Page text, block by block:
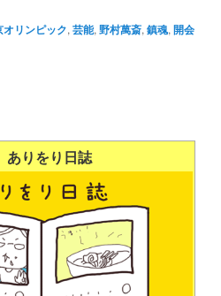
オリンピック, 芸能, 野村萬斎, 鎮魂, 開会
ありをり日誌